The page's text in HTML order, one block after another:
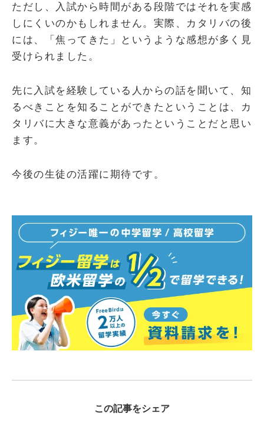
ただし、入試から時間がある段階ではそれを実感
しにくいのかもしれません。実際、カタリバの後
には、「焦ってきた」というような感想が多く見
受けられました。
先に入試を経験している人からの話を聞いて、知
るべきことを知ることができたということは、カ
タリバに大きな意義があったということだと思い
ます。
今後の生徒の活躍に期待です。
この記事をシェア